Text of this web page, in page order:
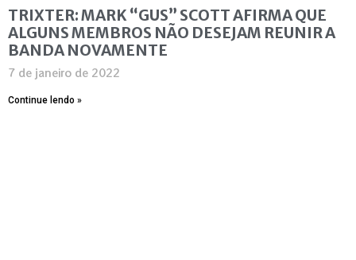
TRIXTER: MARK “GUS” SCOTT AFIRMA QUE
ALGUNS MEMBROS NÃO DESEJAM REUNIR A
BANDA NOVAMENTE
7 de janeiro de 2022
Continue lendo »